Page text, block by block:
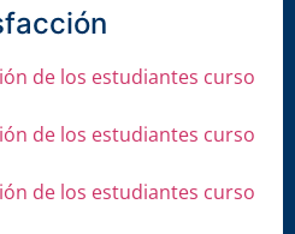
de los estudiantes curso
de los estudiantes curso
de los estudiantes curso